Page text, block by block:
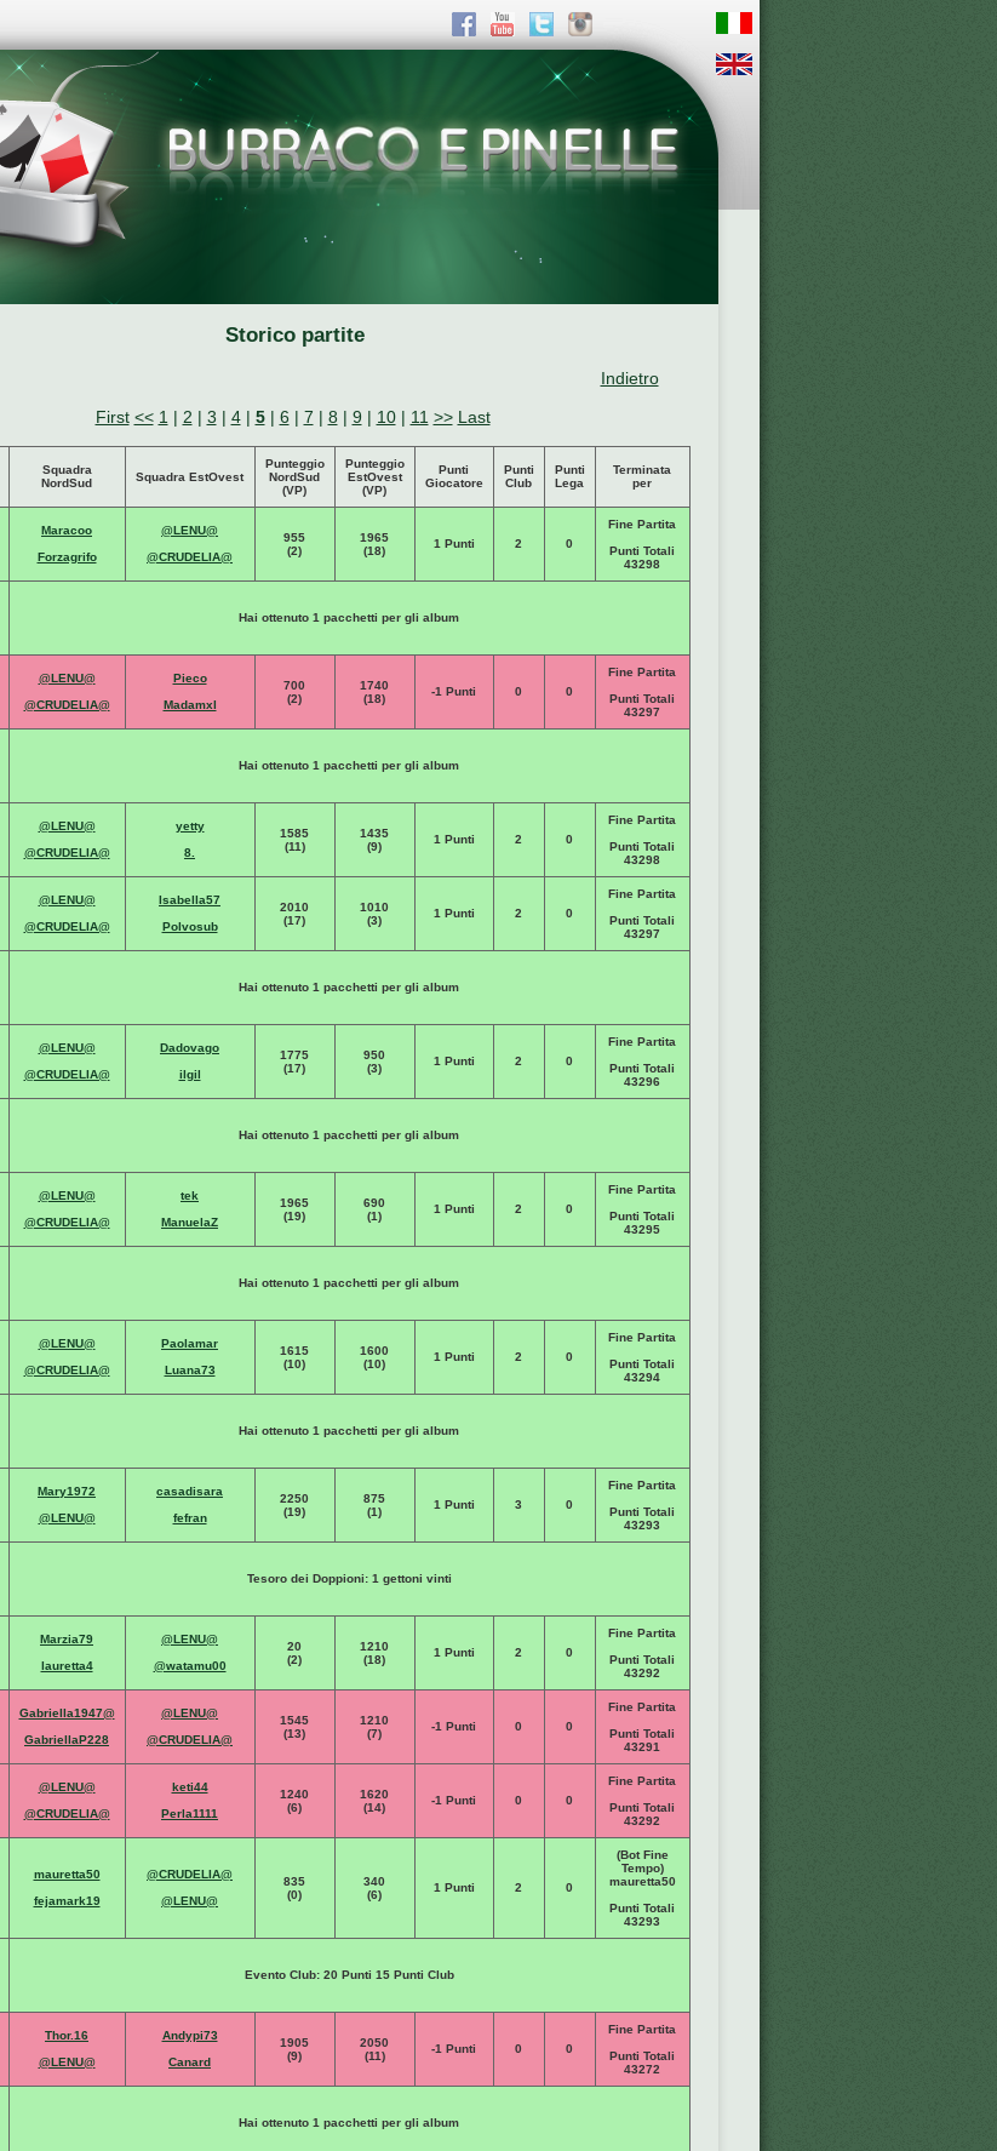
Storico partite
Indietro
First << 1 | 2 | 3 | 4| 5 | 6 | 7 | 8 | 9 | 10| 11 >> Last
Squadra
NordSud
Squadra EstOvest
Punteggio
NordSud
(VP)
Punteggio
EstOvest
(VP)
Punti
Giocatore
Punti
Club
Punti
Lega
Terminata
per
Maracoo
Forzagrifo
@LENU@
@CRUDELIA@
955
(2)
1965
(18)
1 Punti 2 0
Fine Partita
Punti Totali
43298
Hai ottenuto 1 pacchetti per gli album
@LENU@
@CRUDELIA@
Pieco
Madamxl
700
(2)
1740
(18)
-1 Punti 0 0
Fine Partita
Punti Totali
43297
Hai ottenuto 1 pacchetti per gli album
@LENU@
@CRUDELIA@
yetty
8.
1585
(11)
1435
(9)
1 Punti 2 0
Fine Partita
Punti Totali
43298
@LENU@
@CRUDELIA@
Isabella57
Polvosub
2010
(17)
1010
(3)
1 Punti 2 0
Fine Partita
Punti Totali
43297
Hai ottenuto 1 pacchetti per gli album
@LENU@
@CRUDELIA@
Dadovago
ilgil
1775
(17)
950
(3)
1 Punti 2 0
Fine Partita
Punti Totali
43296
Hai ottenuto 1 pacchetti per gli album
@LENU@
@CRUDELIA@
tek
ManuelaZ
1965
(19)
690
(1)
1 Punti 2 0
Fine Partita
Punti Totali
43295
Hai ottenuto 1 pacchetti per gli album
@LENU@
@CRUDELIA@
Paolamar
Luana73
1615
(10)
1600
(10)
1 Punti 2 0
Fine Partita
Punti Totali
43294
Hai ottenuto 1 pacchetti per gli album
Mary1972
@LENU@
casadisara
fefran
2250
(19)
875
(1)
1 Punti 3 0
Fine Partita
Punti Totali
43293
Tesoro dei Doppioni: 1 gettoni vinti
Marzia79
lauretta4
@LENU@
@watamu00
20
(2)
1210
(18)
1 Punti 2 0
Fine Partita
Punti Totali
43292
Gabriella1947@
GabriellaP228
@LENU@
@CRUDELIA@
1545
(13)
1210
(7)
-1 Punti 0 0
Fine Partita
Punti Totali
43291
@LENU@
@CRUDELIA@
keti44
Perla1111
1240
(6)
1620
(14)
-1 Punti 0 0
Fine Partita
Punti Totali
43292
mauretta50
fejamark19
@CRUDELIA@
@LENU@
835
(0)
340
(6)
1 Punti 2 0
(Bot Fine
Tempo)
mauretta50
Punti Totali
43293
Evento Club: 20 Punti 15 Punti Club
Thor.16
@LENU@
Andypi73
Canard
1905
(9)
2050
(11)
-1 Punti 0 0
Fine Partita
Punti Totali
43272
Hai ottenuto 1 pacchetti per gli album